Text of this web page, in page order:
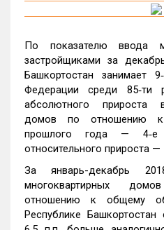
По показателю ввода
застройщиками за
Башкортостан занимает
Федерации среди 85‑ти
абсолютного прироста
домов по отношению к
прошлого года — 4‑е
относительного прироста —
За январь-декабрь
многоквартирных
отношению к общему
Республике